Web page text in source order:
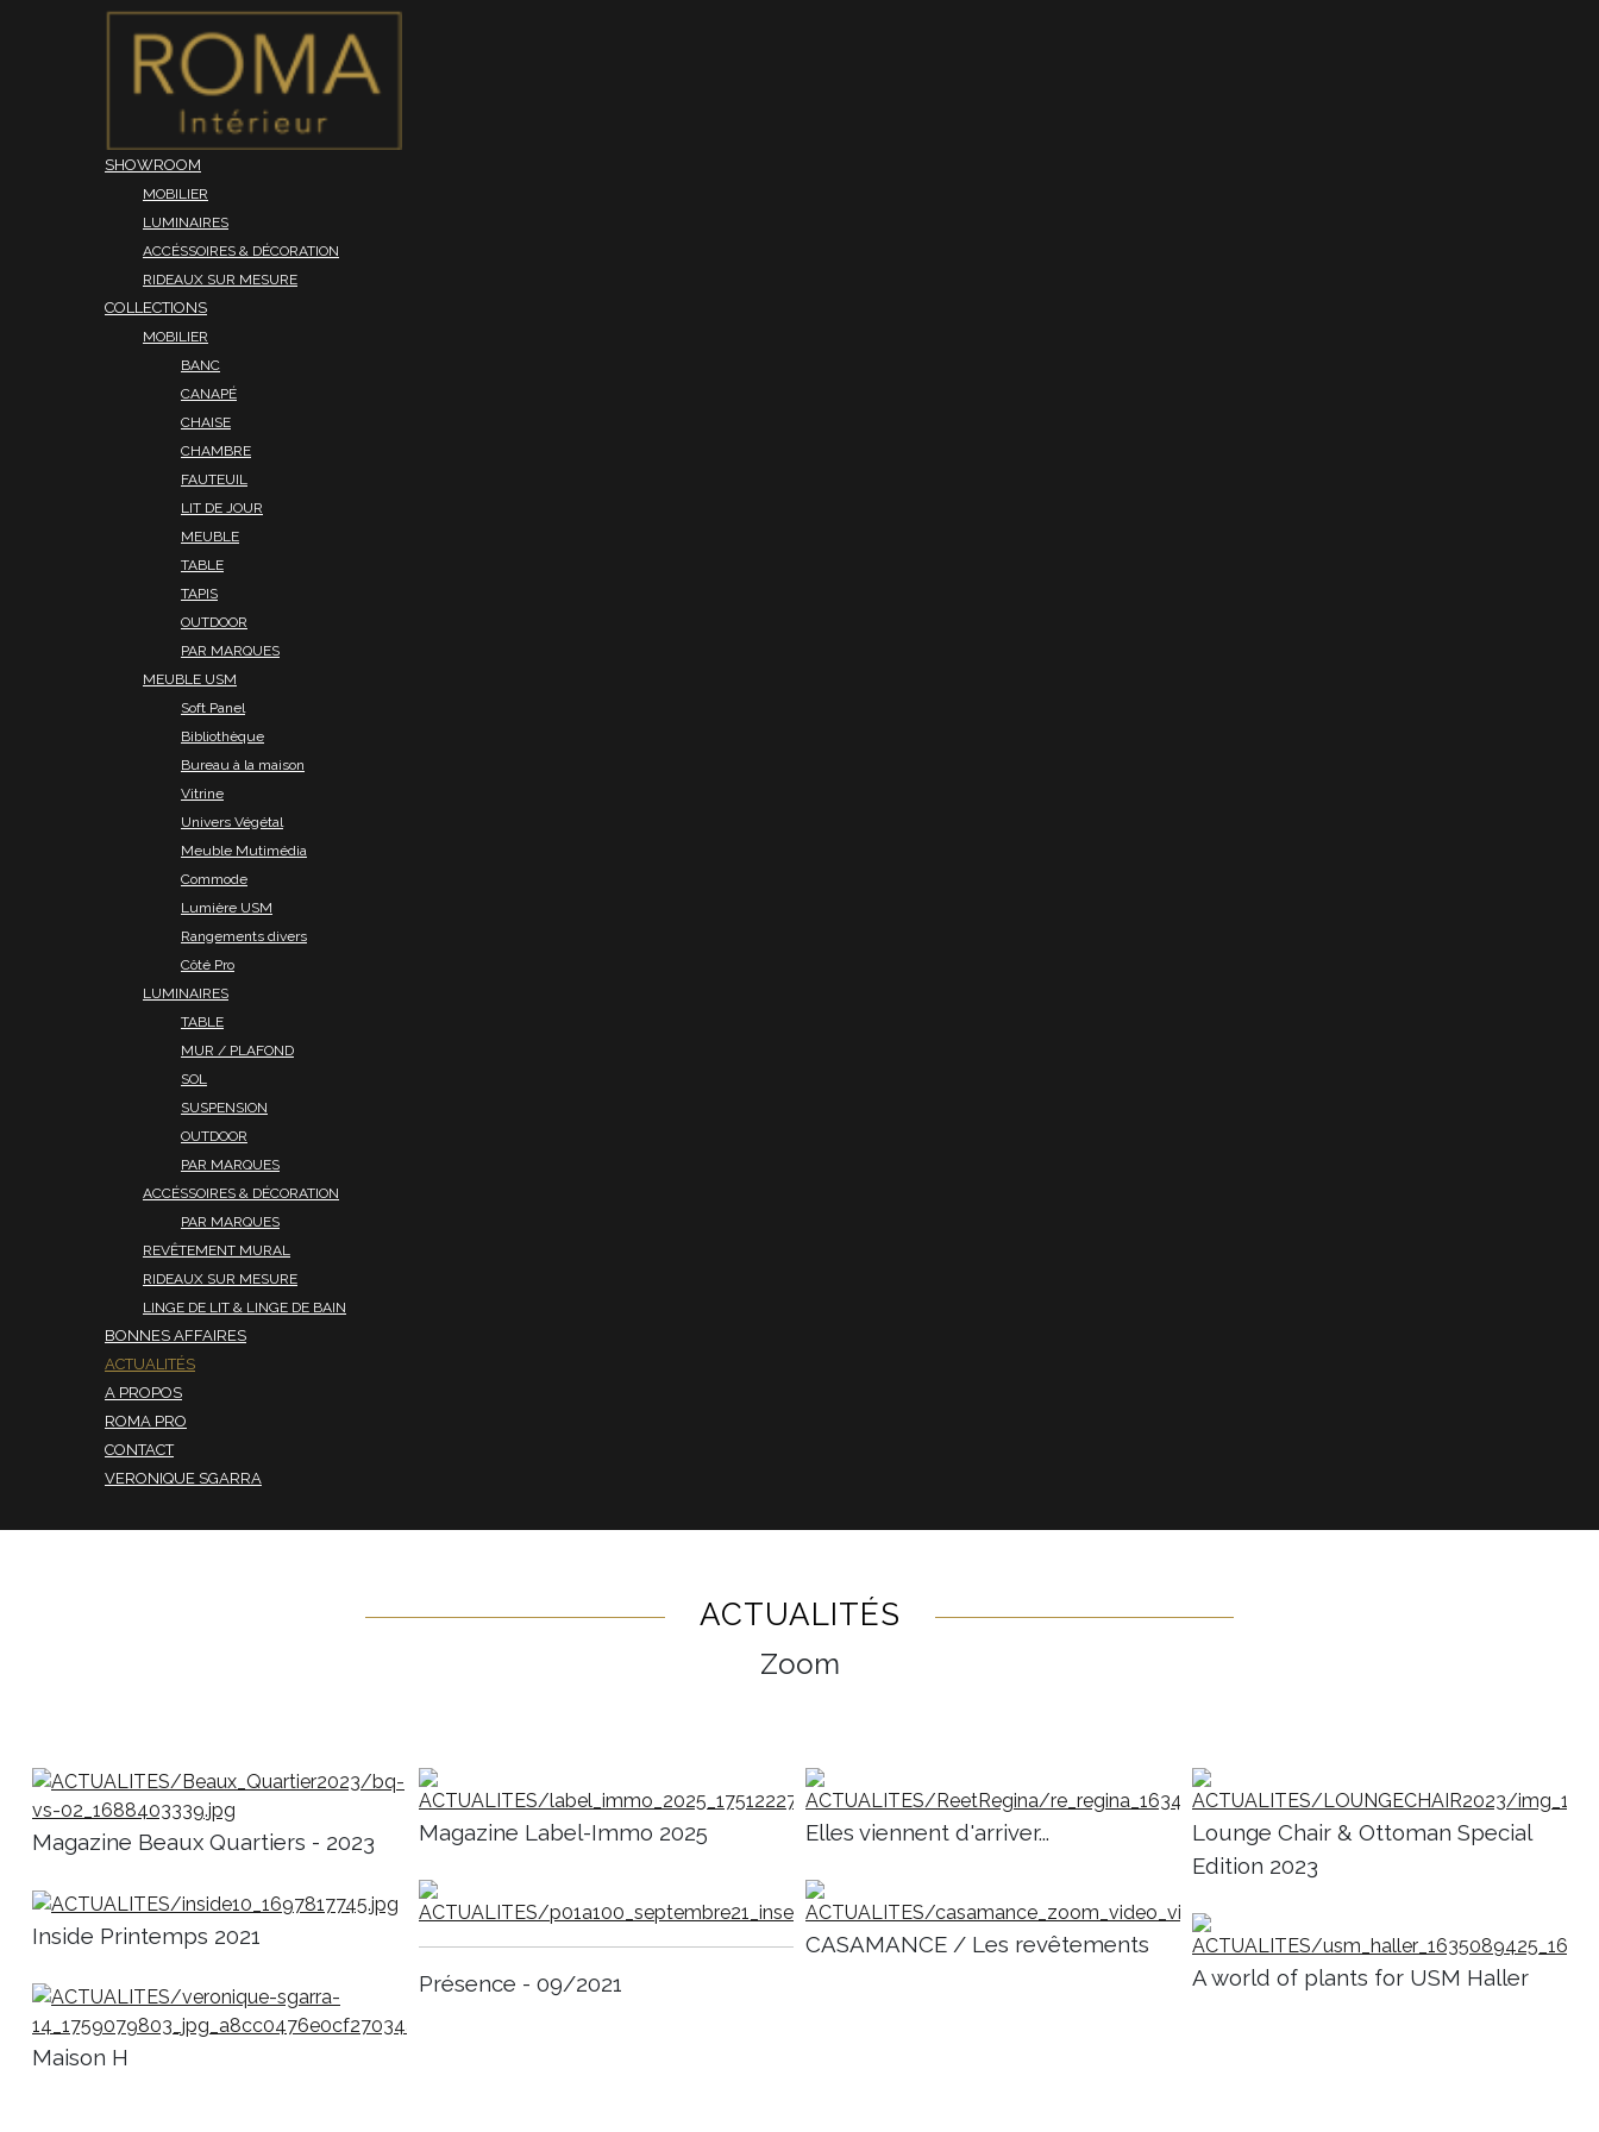
SHOWROOM
MOBILIER
LUMINAIRES
ACCÉSSOIRES & DÉCORATION
RIDEAUX SUR MESURE
COLLECTIONS
MOBILIER
BANC
CANAPÉ
CHAISE
CHAMBRE
FAUTEUIL
LIT DE JOUR
MEUBLE
TABLE
TAPIS
OUTDOOR
PAR MARQUES
MEUBLE USM
Soft Panel
Bibliothèque
Bureau à la maison
Vitrine
Univers Végétal
Meuble Mutimédia
Commode
Lumière USM
Rangements divers
Côté Pro
LUMINAIRES
TABLE
MUR / PLAFOND
SOL
SUSPENSION
OUTDOOR
PAR MARQUES
ACCÉSSOIRES & DÉCORATION
PAR MARQUES
REVÊTEMENT MURAL
RIDEAUX SUR MESURE
LINGE DE LIT & LINGE DE BAIN
BONNES AFFAIRES
ACTUALITÉS
A PROPOS
ROMA PRO
CONTACT
VERONIQUE SGARRA
ACTUALITÉS
Zoom
Magazine Beaux Quartiers - 2023 Magazine Label-Immo 2025 Elles viennent d'arriver...
Lounge Chair & Ottoman Special
Edition 2023
Présence - 09/2021
CASAMANCE / Les revêtements
Inside Printemps 2021
A world of plants for USM Haller
Maison H